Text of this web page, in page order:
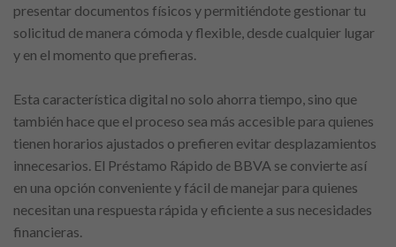
presentar documentos físicos y permitiéndote gestionar tu
solicitud de manera cómoda y flexible, desde cualquier lugar
y en el momento que prefieras.
Esta característica digital no solo ahorra tiempo, sino que
también hace que el proceso sea más accesible para quienes
tienen horarios ajustados o prefieren evitar desplazamientos
innecesarios. El Préstamo Rápido de BBVA se convierte así
en una opción conveniente y fácil de manejar para quienes
necesitan una respuesta rápida y eficiente a sus necesidades
financieras.